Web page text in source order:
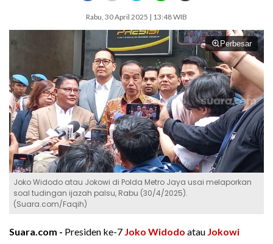
Rabu, 30 April 2025 | 13:48 WIB
Perbesar
Joko Widodo atau Jokowi di Polda Metro Jaya usai melaporkan
soal tudingan ijazah palsu, Rabu (30/4/2025).
(Suara.com/Faqih)
Suara.com - Presiden ke-7 Joko Widodo atau Jokowi